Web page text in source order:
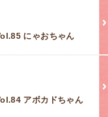
にゃおちゃん
アボカドちゃん